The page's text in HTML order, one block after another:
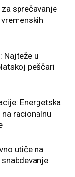
sprečavanje
Najteže u
peščari
Energetska
racionalnu
utiče na